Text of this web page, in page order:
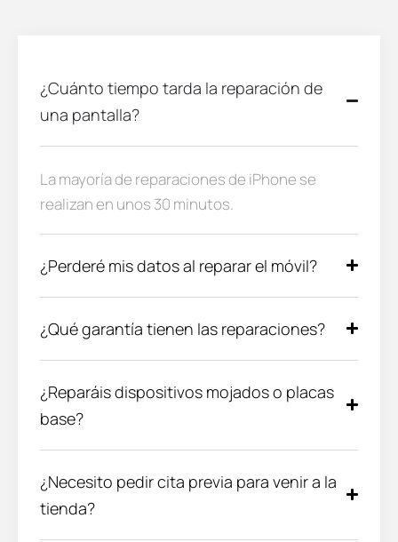
¿Cuánto tiempo tarda la reparación de
una pantalla?
La mayoría de reparaciones de iPhone se
realizan en unos 30 minutos.
¿Perderé mis datos al reparar el móvil?
¿Qué garantía tienen las reparaciones?
¿Reparáis dispositivos mojados o placas
base?
¿Necesito pedir cita previa para venir a la
tienda?